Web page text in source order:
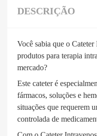
DESCRIÇÃO
Você sabia que o
produtos para terapia
mercado?
Este cateter é
fármacos, soluções e
situações que requerem
controlada de